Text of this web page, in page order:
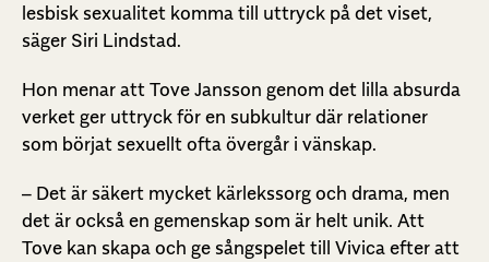
lesbisk sexualitet komma till uttryck på det viset,
säger Siri Lindstad.
Hon menar att Tove Jansson genom det lilla absurda
verket ger uttryck för en subkultur där relationer
som börjat sexuellt ofta övergår i vänskap.
– Det är säkert mycket kärlekssorg och drama, men
det är också en gemenskap som är helt unik. Att
Tove kan skapa och ge sångspelet till Vivica efter att